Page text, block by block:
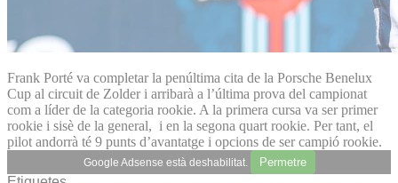
Frank Porté va completar la penúltima cita de la Porsche Benelux
Cup al circuit de Zolder i arribarà a l’última prova del campionat
com a líder de la categoria rookie. A la primera cursa va ser primer
rookie i sisè de la general, i en la segona quart rookie. Per tant, el
pilot andorrà té 9 punts d’avantatge i opcions de ser campió rookie.
Google Adsense està deshabilitat. Permetre